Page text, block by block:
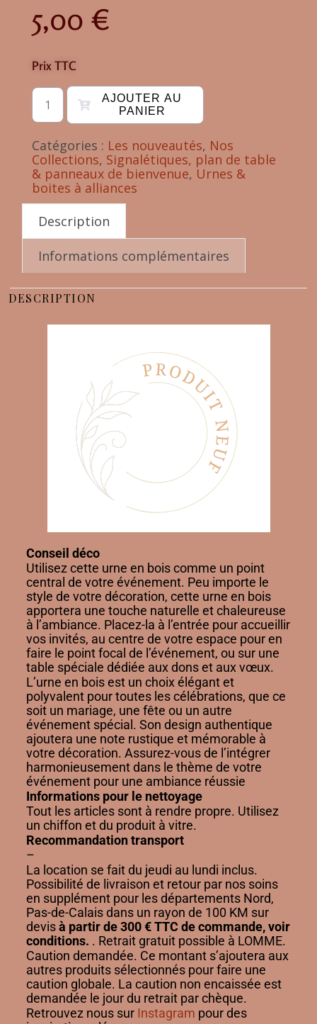
5,00 €
Prix TTC
AJOUTER AU
PANIER
Catégories : Les nouveautés, Nos
Collections, Signalétiques, plan de table
& panneaux de bienvenue, Urnes &
boites à alliances
Description
Informations complémentaires
DESCRIPTION
Conseil déco
Utilisez cette urne en bois comme un point
central de votre événement. Peu importe le
style de votre décoration, cette urne en bois
apportera une touche naturelle et chaleureuse
à l’ambiance. Placez-la à l’entrée pour accueillir
vos invités, au centre de votre espace pour en
faire le point focal de l’événement, ou sur une
table spéciale dédiée aux dons et aux vœux.
L’urne en bois est un choix élégant et
polyvalent pour toutes les célébrations, que ce
soit un mariage, une fête ou un autre
événement spécial. Son design authentique
ajoutera une note rustique et mémorable à
votre décoration. Assurez-vous de l’intégrer
harmonieusement dans le thème de votre
événement pour une ambiance réussie
Informations pour le nettoyage
Tout les articles sont à rendre propre. Utilisez
un chiffon et du produit à vitre.
Recommandation transport
–
La location se fait du jeudi au lundi inclus.
Possibilité de livraison et retour par nos soins
en supplément pour les départements Nord,
Pas-de-Calais dans un rayon de 100 KM sur
devisà partir de 300 € TTC de commande, voir
conditions. . Retrait gratuit possible à LOMME.
Caution demandée. Ce montant s’ajoutera aux
autres produits sélectionnés pour faire une
caution globale. La caution non encaissée est
demandée le jour du retrait par chèque.
Retrouvez nous sur Instagram pour des